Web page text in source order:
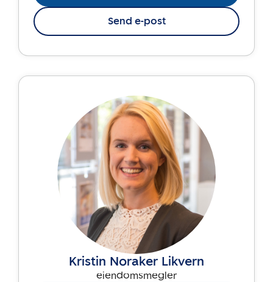
Send e-post
Kristin Noraker Likvern
eiendomsmegler